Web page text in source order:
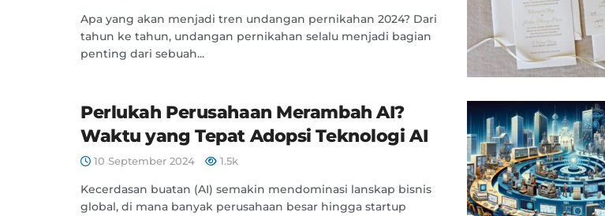
Apa yang akan menjadi tren undangan pernikahan 2024? Dari
tahun ke tahun, undangan pernikahan selalu menjadi bagian
penting dari sebuah...
Perlukah Perusahaan Merambah AI?
Waktu yang Tepat Adopsi Teknologi AI
10 September 2024 1.5k
Kecerdasan buatan (AI) semakin mendominasi lanskap bisnis
global, di mana banyak perusahaan besar hingga startup